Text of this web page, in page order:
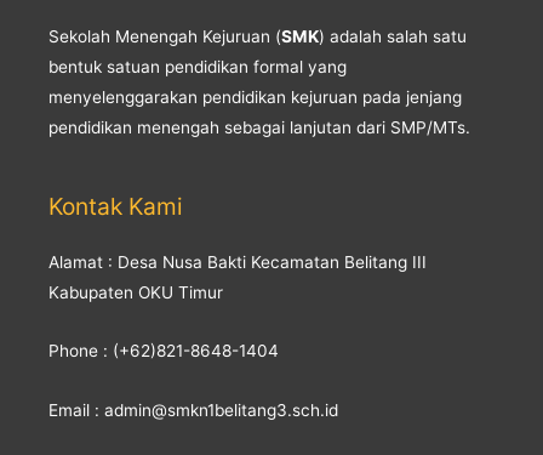
Sekolah Menengah Kejuruan (SMK) adalah salah satu
bentuk satuan pendidikan formal yang
menyelenggarakan pendidikan kejuruan pada jenjang
pendidikan menengah sebagai lanjutan dari SMP/MTs.
Kontak Kami
Alamat : Desa Nusa Bakti Kecamatan Belitang III
Kabupaten OKU Timur
Phone : (+62)821-8648-1404
Email : admin@smkn1belitang3.sch.id